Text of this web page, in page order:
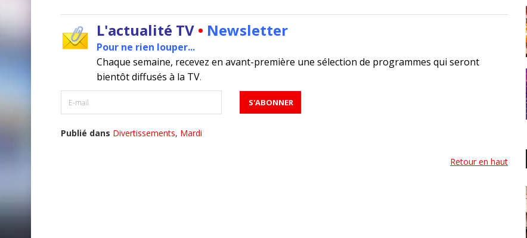
L'actualité TV • Newsletter
Pour ne rien louper...
Chaque semaine, recevez en avant-première une sélection de programmes qui seront
bientôt diffusés à la TV.
Publié dans Divertissements, Mardi
Retour en haut